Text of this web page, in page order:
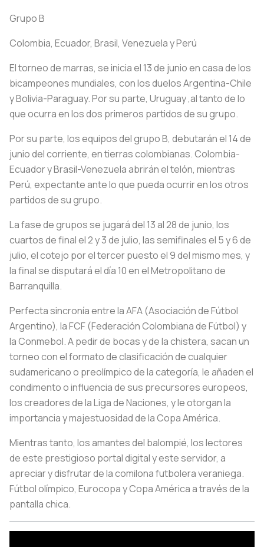
Grupo B
Colombia, Ecuador, Brasil, Venezuela y Perú
El torneo de marras, se inicia el 13 de junio en casa de los
bicampeones mundiales, con los duelos Argentina-Chile
y Bolivia-Paraguay. Por su parte, Uruguay ,al tanto de lo
que ocurra en los dos primeros partidos de su grupo.
Por su parte, los equipos del grupo B, debutarán el 14 de
junio del corriente, en tierras colombianas. Colombia-
Ecuador y Brasil-Venezuela abrirán el telón, mientras
Perú, expectante ante lo que pueda ocurrir en los otros
partidos de su grupo.
La fase de grupos se jugará del 13 al 28 de junio, los
cuartos de final el 2 y 3 de julio, las semifinales el 5 y 6 de
julio, el cotejo por el tercer puesto el 9 del mismo mes, y
la final se disputará el día 10 en el Metropolitano de
Barranquilla.
Perfecta sincronía entre la AFA (Asociación de Fútbol
Argentino), la FCF (Federación Colombiana de Fútbol) y
la Conmebol. A pedir de bocas y de la chistera, sacan un
torneo con el formato de clasificación de cualquier
sudamericano o preolímpico de la categoría, le añaden el
condimento o influencia de sus precursores europeos,
los creadores de la Liga de Naciones, y le otorgan la
importancia y majestuosidad de la Copa América.
Mientras tanto, los amantes del balompié, los lectores
de este prestigioso portal digital y este servidor, a
apreciar y disfrutar de la comilona futbolera veraniega.
Fútbol olímpico, Eurocopa y Copa América a través de la
pantalla chica.